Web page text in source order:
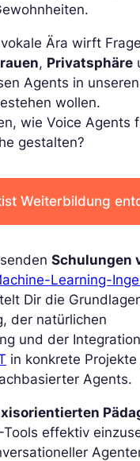
Ära wirft
, Privatsphäre
Agents in
wollen.
wie Voice Agents
gestalten?
Weiterbildung
Schulungen
Learning-
Dir die
der natürlichen
und der
in konkrete Projekte
Agents.
Tools effektiv